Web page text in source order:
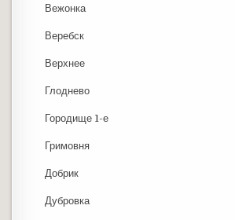
Вежонка
Веребск
Верхнее
Глоднево
Городище 1-е
Гримовня
Добрик
Дубровка